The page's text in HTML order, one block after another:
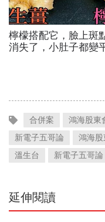
檸檬搭配它，臉上斑
消失了，小肚子都變
合併案 鴻海股東
新電子五哥論
鴻海股
溫生台
新電子五哥論
延伸閱讀